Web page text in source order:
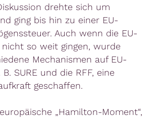
drehte sich um
ging bis hin zu einer EU-
Auch wenn die EU-
so weit gingen, wurde
Mechanismen auf EU-
SURE und die RFF, eine
geschaffen.
„Hamilton-Moment“,